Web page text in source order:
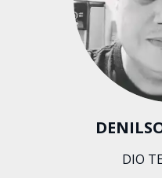
DIO